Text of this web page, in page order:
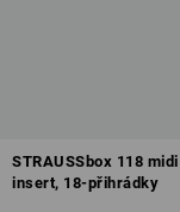
STRAUSSbox 118 midi
insert, 18-přihrádky